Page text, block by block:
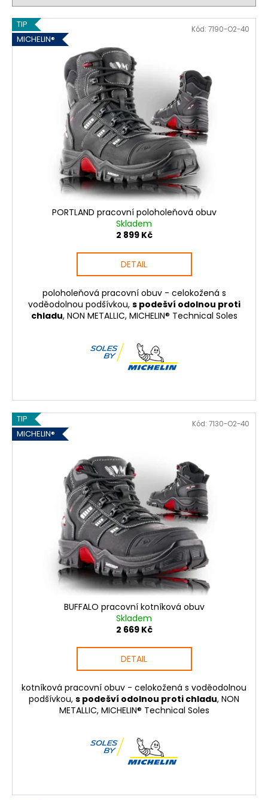
r
o
d
V
ý
TIP
MICHELIN®
PORTLAND pracovní poloholeňová obuv
Skladem
2 899 Kč
DETAIL
poloholeňová pracovní obuv - celokožená s
voděodolnou podšívkou, s podešví odolnou proti
chladu, NON METALLIC, MICHELIN® Technical Soles
Kód: 7190-O2-40
TIP
MICHELIN®
BUFFALO pracovní kotníková obuv
Skladem
2 669 Kč
DETAIL
kotníková pracovní obuv - celokožená s voděodolnou
podšívkou, s podešví odolnou proti chladu, NON
METALLIC, MICHELIN® Technical Soles
Kód: 7130-O2-40